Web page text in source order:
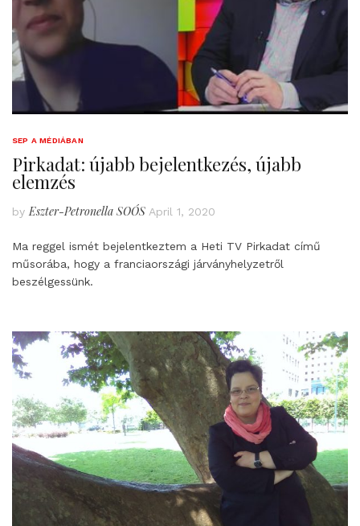
SEP A MÉDIÁBAN
Pirkadat: újabb bejelentkezés, újabb
elemzés
by Eszter-Petronella SOÓS April 1, 2020
Ma reggel ismét bejelentkeztem a Heti TV Pirkadat című
műsorába, hogy a franciaországi járványhelyzetről
beszélgessünk.